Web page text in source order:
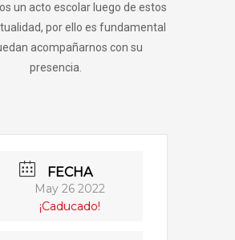
un acto escolar luego de estos
por ello es fundamental
acompañarnos con su
presencia.
FECHA
May 26 2022
¡Caducado!